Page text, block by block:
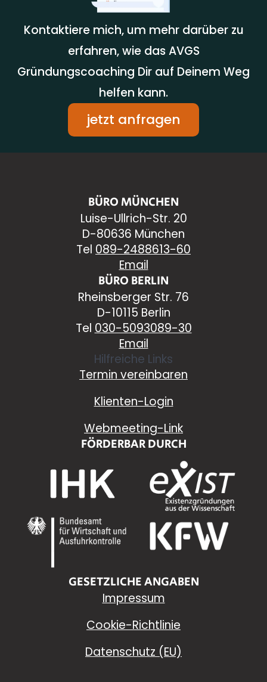
Kontaktiere mich, um mehr darüber zu
erfahren, wie das AVGS
Gründungscoaching Dir auf Deinem Weg
helfen kann.
jetzt anfragen
BÜRO MÜNCHEN
Luise-Ullrich-Str. 20
D-80636 München
Tel 089-2488613-60
Email
BÜRO BERLIN
Rheinsberger Str. 76
D-10115 Berlin
Tel 030-5093089-30
Email
Hilfreiche Links
Termin vereinbaren
Klienten-Login
Webmeeting-Link
FÖRDERBAR DURCH
GESETZLICHE ANGABEN
Impressum
Cookie-Richtlinie
Datenschutz (EU)